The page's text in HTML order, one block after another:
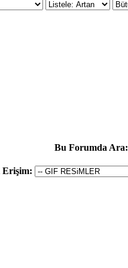
Bu Forumda Ara:
Erişim: